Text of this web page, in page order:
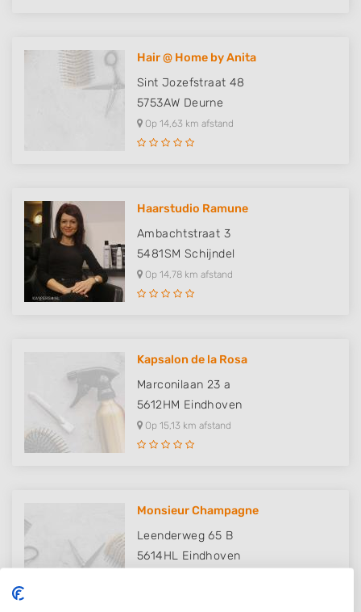
Hair @ Home by Anita
Sint Jozefstraat 48
5753AW Deurne
Op 14,63 km afstand
Haarstudio Ramune
Ambachtstraat 3
5481SM Schijndel
Op 14,78 km afstand
Kapsalon de la Rosa
Marconilaan 23 a
5612HM Eindhoven
Op 15,13 km afstand
Monsieur Champagne
Leenderweg 65 B
5614HL Eindhoven